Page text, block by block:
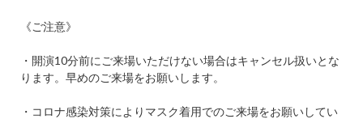
《ご注意》
・開演10分前にご来場いただけない場合はキャンセル扱いとな
ります。早めのご来場をお願いします。
・コロナ感染対策によりマスク着用でのご来場をお願いしてい